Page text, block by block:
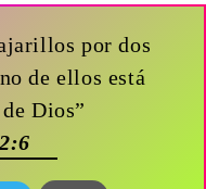
por dos
de ellos está
Dios”